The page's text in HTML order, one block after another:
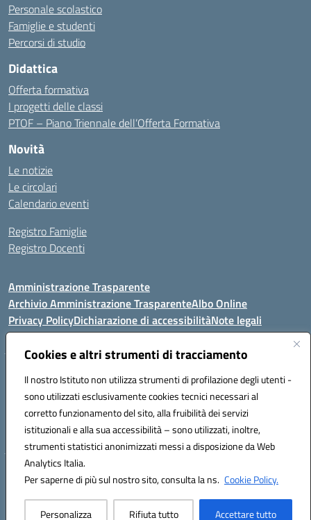
Cookies e altri strumenti di tracciamento
Il nostro Istituto non utilizza strumenti di profilazione degli utenti -
sono utilizzati esclusivamente cookies tecnici necessari al
corretto funzionamento del sito, alla fruibilità dei servizi
istituzionali e alla sua accessibilità – sono utilizzati, inoltre,
strumenti statistici anonimizzati messi a disposizione da Web
Analytics Italia.
Per saperne di più sul nostro sito, consulta la ns. Cookie Policy.
Personalizza Rifiuta tutto Accettare tutto
Personale scolastico
Famiglie e studenti
Percorsi di studio
Didattica
Offerta formativa
I progetti delle classi
PTOF – Piano Triennale dell’Offerta Formativa
Novità
Le notizie
Le circolari
Calendario eventi
Registro Famiglie
Registro Docenti
Amministrazione Trasparente
Archivio Amministrazione TrasparenteAlbo Online
Privacy PolicyDichiarazione di accessibilitàNote legali
Istituto Comprensivo Statale
Via Cupa Campanariello, 5 - 80059, Torre del Greco (NA)
Tel. +39 0818834377 - Fax +39 0818834377 - Cod.Fisc. 95170530638
Email: naic8df00a@istruzione.it - PEC: naic8df00a@pec.istruzione.it
Hosting & Powered by 3D Solution S.r.l.
Concept & Design by Designers Italia